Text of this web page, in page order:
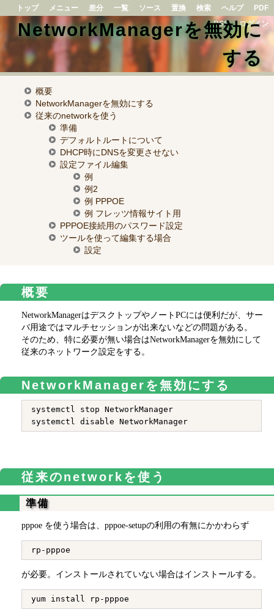
トップ メニュー 差分 一覧 ソース 置換 検索 ヘルプ
PDF
RSS
ログイン
NetworkManagerを無効に
する
概要
NetworkManagerを無効にする
従来のnetworkを使う
準備
デフォルトルートについて
DHCP時にDNSを変更させない
設定ファイル編集
例
例2
例 PPPOE
例 フレッツ情報サイト用
PPPOE接続用のパスワード設定
ツールを使って編集する場合
設定
概要
NetworkManagerはデスクトップやノートPCには便利だが、サー
バ用途ではマルチセッションが出来ないなどの問題がある。
そのため、特に必要が無い場合はNetworkManagerを無効にして
従来のネットワーク設定をする。
NetworkManagerを無効にする
systemctl stop NetworkManager
従来のnetworkを使う
準備
pppoe を使う場合は、pppoe-setupの利用の有無にかかわらず
が必要。インストールされていない場合はインストールする。